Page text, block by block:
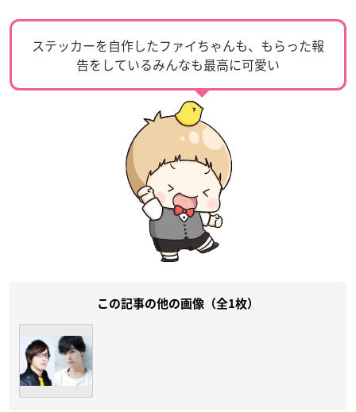
ステッカーを自作したファイちゃんも、もらった報
告をしているみんなも最高に可愛い
この記事の他の画像（全1枚）